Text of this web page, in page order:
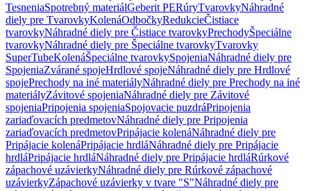
TesneniaSpotrebný materiálGeberit PERúryTvarovkyNáhradné
diely pre TvarovkyKolenáOdbočkyRedukcieČistiace
tvarovkyNáhradné diely pre Čistiace tvarovkyPrechodyŠpeciálne
tvarovkyNáhradné diely pre Špeciálne tvarovkyTvarovky
SuperTubeKolenáŠpeciálne tvarovkySpojeniaNáhradné diely pre
SpojeniaZvárané spojeHrdlové spojeNáhradné diely pre Hrdlové
spojePrechody na iné materiályNáhradné diely pre Prechody na iné
materiályZávitové spojeniaNáhradné diely pre Závitové
spojeniaPripojenia spojeniaSpojovacie puzdráPripojenia
zariaďovacích predmetovNáhradné diely pre Pripojenia
zariaďovacích predmetovPripájacie kolenáNáhradné diely pre
Pripájacie kolenáPripájacie hrdláNáhradné diely pre Pripájacie
hrdláPripájacie hrdláNáhradné diely pre Pripájacie hrdláRúrkové
zápachové uzávierkyNáhradné diely pre Rúrkové zápachové
uzávierkyZápachové uzávierky v tvare "S"Náhradné diely pre